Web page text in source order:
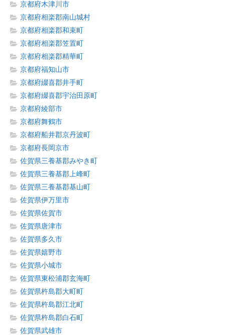
京都府木津川市
京都府相楽郡南山城村
京都府相楽郡和束町
京都府相楽郡笠置町
京都府相楽郡精華町
京都府福知山市
京都府綴喜郡井手町
京都府綴喜郡宇治田原町
京都府綾部市
京都府舞鶴市
京都府船井郡京丹波町
京都府長岡京市
佐賀県三養基郡みやき町
佐賀県三養基郡上峰町
佐賀県三養基郡基山町
佐賀県伊万里市
佐賀県佐賀市
佐賀県唐津市
佐賀県多久市
佐賀県嬉野市
佐賀県小城市
佐賀県東松浦郡玄海町
佐賀県杵島郡大町町
佐賀県杵島郡江北町
佐賀県杵島郡白石町
佐賀県武雄市